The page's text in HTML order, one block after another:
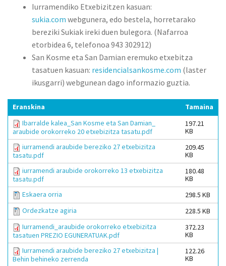
Iurramendiko Etxebizitzen kasuan:
sukia.com webgunera, edo bestela, horretarako
bereziki Sukiak ireki duen bulegora. (Nafarroa
etorbidea 6, telefonoa 943 302912)
San Kosme eta San Damian eremuko etxebitza
tasatuen kasuan: residencialsankosme.com (laster
ikusgarri) webgunean dago informazio guztia.
Eranskina
Tamaina
Ibarralde kalea_San Kosme eta San Damian_
araubide orokorreko 20 etxebizitza tasatu.pdf
197.21
KB
iurramendi araubide bereziko 27 etxebizitza
tasatu.pdf
209.45
KB
iurramendi araubide orokorreko 13 etxebizitza
tasatu.pdf
180.48
KB
Eskaera orria
298.5 KB
Ordezkatze agiria
228.5 KB
Iurramendi_araubide orokorreko etxebizitza
tasatuen PREZIO EGUNERATUAK.pdf
372.23
KB
Iurramendi araubide bereziko 27 etxebizitza |
Behin behineko zerrenda
122.26
KB